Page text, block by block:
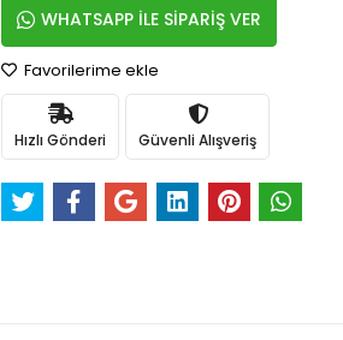
WHATSAPP İLE SİPARİŞ VER
Favorilerime ekle
Hızlı Gönderi Güvenli Alışveriş